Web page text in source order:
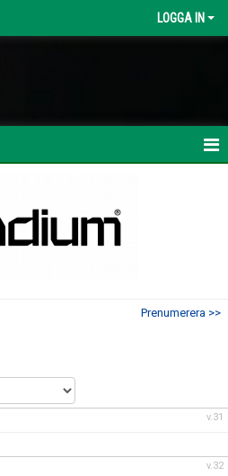
LOGGA IN
Prenumerera >>
v.31
v.32